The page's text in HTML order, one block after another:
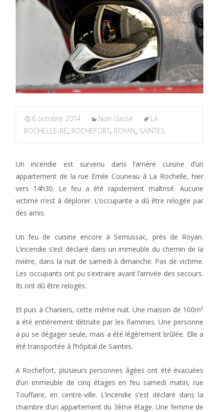
6 octobre 2014 Non classé
LA
ROCHELLE-RÉ, ROCHEFORT, ROYAN, SAINTES
Un incendie est survenu dans l’arrière cuisine d’un
appartement de la rue Emile Couneau à La Rochelle, hier
vers 14h30. Le feu a été rapidement maîtrisé. Aucune
victime n’est à déplorer. L’occupante a dû être relogée par
des amis.
Un feu de cuisine encore à Semussac, près de Royan.
L’incendie s’est déclaré dans un immeuble du chemin de la
rivière, dans la nuit de samedi à dimanche. Pas de victime.
Les occupants ont pu s’extraire avant l’arrivée des secours.
Ils ont dû être relogés.
Et puis à Chaniers, cette même nuit. Une maison de 100m²
a été entièrement détruite par les flammes. Une personne
a pu se dégager seule, mais a été légèrement brûlée. Elle a
été transportée à l’hôpital de Saintes.
A Rochefort, plusieurs personnes âgées ont été évacuées
d’un immeuble de cinq étages en feu samedi matin, rue
Touffaire, en centre-ville. L’incendie s’est déclaré dans la
chambre d’un appartement du 3ème étage. Une femme de